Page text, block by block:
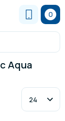
0
Aqua